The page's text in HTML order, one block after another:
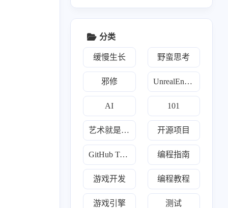
每日推荐160 游戏开发
Javascript2 Llm Python1
3D7 散修联盟
Trading2
分类
缓慢生长 野蛮思考
邪修 UnrealEngine
AI 101
艺术就是爆炸 开源项目
GitHub Trending 编程指南
游戏开发 编程教程
游戏引擎 测试